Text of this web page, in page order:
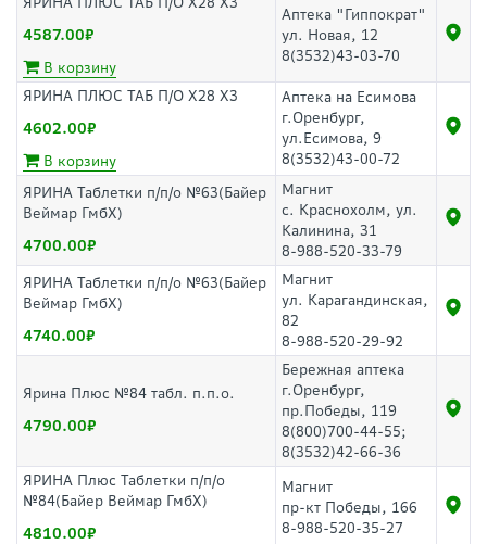
4587.00
В корзину
Аптека "Гиппократ"
ул. Новая, 12
8(3532)43-03-70
ЯРИНА ПЛЮС ТАБ П/О Х28 Х3
4602.00
В корзину
Аптека на Есимова
г.Оренбург,
ул.Есимова, 9
8(3532)43-00-72
ЯРИНА Таблетки п/п/о №63(Байер
Веймар ГмбХ)
4700.00
Магнит
с. Краснохолм, ул.
Калинина, 31
8-988-520-33-79
ЯРИНА Таблетки п/п/о №63(Байер
Веймар ГмбХ)
4740.00
Магнит
ул. Карагандинская,
82
8-988-520-29-92
Ярина Плюс №84 табл. п.п.о.
4790.00
Бережная аптека
г.Оренбург,
пр.Победы, 119
8(800)700-44-55;
8(3532)42-66-36
ЯРИНА Плюс Таблетки п/п/о
№84(Байер Веймар ГмбХ)
4810.00
Магнит
пр-кт Победы, 166
8-988-520-35-27